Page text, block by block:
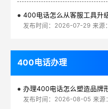
400电话怎么从客服工具升
发布时间：2026-07-29 来源
400电话办理
发布时间：2026-08-05 来源